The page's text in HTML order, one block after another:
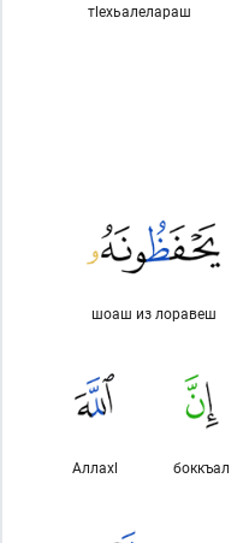
тlехьалелараш
шоаш из лоравеш
боккъал
Аллахl